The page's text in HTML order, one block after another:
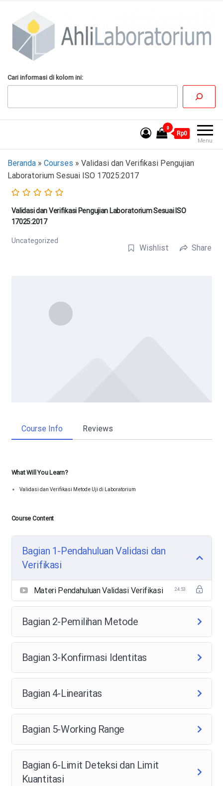
konten
AhliLaboratorium
AhliLaboratorium
Cari informasi di kolom ini:
Menu
0
Rp0
Beranda » Courses » Validasi dan Verifikasi Pengujian
Laboratorium Sesuai ISO 17025:2017
Validasi dan Verifikasi Pengujian Laboratorium Sesuai ISO
17025:2017
Uncategorized
Wishlist Share
Course Info Reviews
What Will You Learn?
Validasi dan Verifikasi Metode Uji di Laboratorium
Course Content
Bagian 1-Pendahuluan Validasi dan
Verifikasi
Materi Pendahuluan Validasi Verifikasi 24:53
Bagian 2-Pemilihan Metode
Bagian 3-Konfirmasi Identitas
Bagian 4-Linearitas
Bagian 5-Working Range
Bagian 6-Limit Deteksi dan Limit
Kuantitasi